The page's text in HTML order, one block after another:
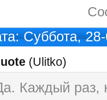
Суббота,
(Ulitko)
Каждый раз,